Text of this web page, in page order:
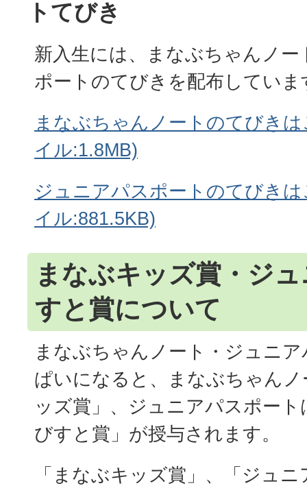
トてびき
新入生には、まなぶちゃんノ
ポートのてびきを配布していま
まなぶちゃんノートのてびき
イル:1.8MB)
ジュニアパスポートのてびき
イル:881.5KB)
まなぶキッズ賞・ジ
すと賞について
まなぶちゃんノート・ジュニ
ぱいになると、まなぶちゃん
ッズ賞」、ジュニアパスポー
びすと賞」が授与されます。
「まなぶキッズ賞」、「ジュ